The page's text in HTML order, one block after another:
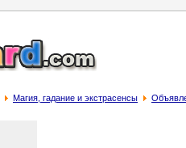
Магия, гадание и экстрасенсы